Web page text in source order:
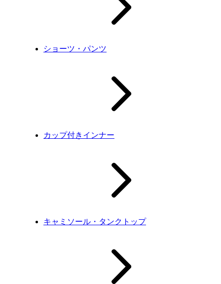
ショーツ・パンツ
カップ付きインナー
キャミソール・タンクトップ